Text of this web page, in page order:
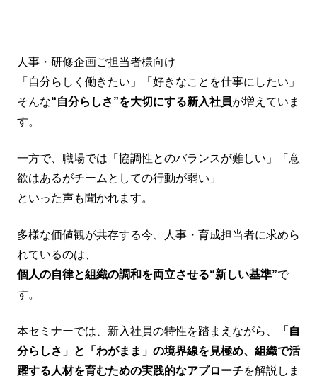
人事・研修企画ご担当者様向け
「自分らしく働きたい」「好きなことを仕事にしたい」
そんな“自分らしさ”を大切にする新入社員が増えていま
す。
一方で、職場では「協調性とのバランスが難しい」「意
欲はあるがチームとしての行動が弱い」
といった声も聞かれます。
多様な価値観が共存する今、人事・育成担当者に求めら
れているのは、
個人の自律と組織の調和を両立させる“新しい基準”で
す。
本セミナーでは、新入社員の特性を踏まえながら、
「自
分らしさ」と「わがまま」の境界線を見極め、組織で活
躍する人材を育むための実践的なアプローチを解説しま